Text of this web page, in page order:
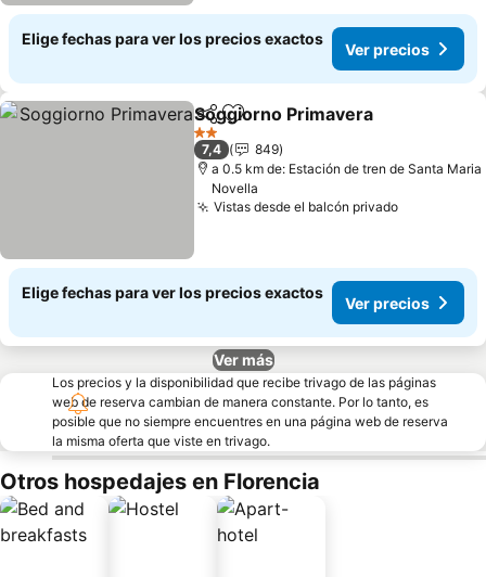
Elige fechas para ver los precios exactos
Ver precios
CompartirAgregar a favoritos
Soggiorno Primavera
2 Estrellas
7,4
849
a 0.5 km de: Estación de tren de Santa Maria
Novella
Vistas desde el balcón privadoVer
Elige fechas para ver los precios exactos
Ver precios
Ver más
Los precios y la disponibilidad que recibe trivago de las páginas
web de reserva cambian de manera constante. Por lo tanto, es
posible que no siempre encuentres en una página web de reserva
la misma oferta que viste en trivago.
Otros hospedajes en Florencia